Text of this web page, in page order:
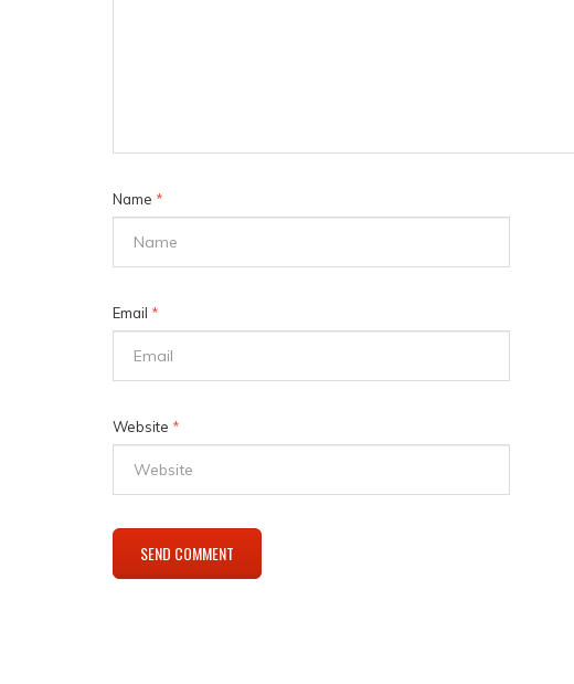
Name *
Email *
Website *